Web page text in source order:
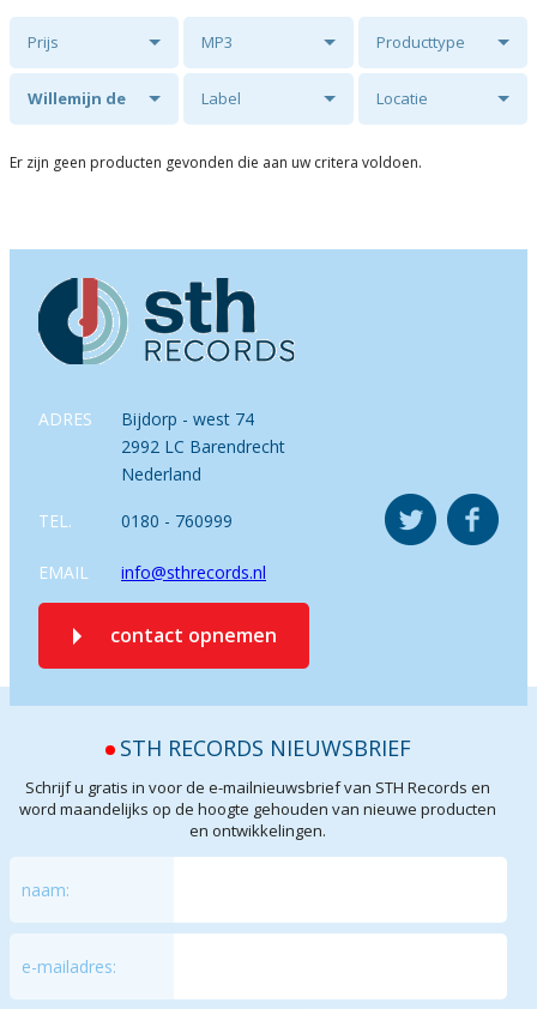
Prijs MP3 Producttype
Willemijn de Label Locatie
Er zijn geen producten gevonden die aan uw critera voldoen.
ADRES
Bijdorp - west 74
2992 LC Barendrecht
Nederland
TEL. 0180 - 760999
EMAIL info@sthrecords.nl
contact opnemen
STH RECORDS NIEUWSBRIEF
Schrijf u gratis in voor de e-mailnieuwsbrief van STH Records en
word maandelijks op de hoogte gehouden van nieuwe producten
en ontwikkelingen.
naam:
e-mailadres: